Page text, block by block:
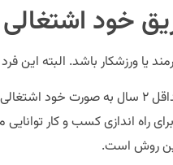
خود اشتغالی
یا ورزشکار باشد. البته این
راه اندازی کسب و کار
روش است.